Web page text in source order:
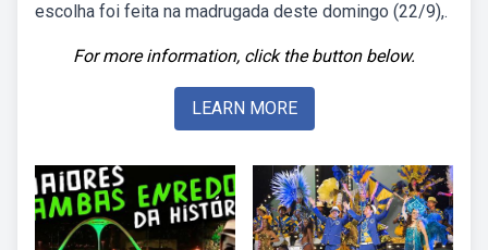
escolha foi feita na madrugada deste domingo (22/9),.
For more information, click the button below.
LEARN MORE